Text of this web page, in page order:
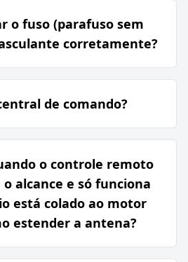
o fuso (parafuso sem
corretamente?
de comando?
o controle remoto
alcance e só funciona
está colado ao motor
estender a antena?